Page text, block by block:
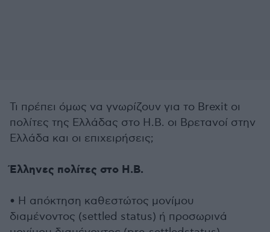
Τι πρέπει όμως να γνωρίζουν για το Brexit οι
πολίτες της Ελλάδας στο Η.Β. οι Βρετανοί στην
Ελλάδα και οι επιχειρήσεις;
Έλληνες πολίτες στο Η.Β.
• Η απόκτηση καθεστώτος μονίμου
διαμένοντος (settled status) ή προσωρινά